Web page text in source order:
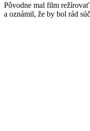
Pôvodne mal film režírovať
a oznámil, že by bol rád